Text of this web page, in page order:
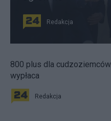
Redakcja
800 plus dla
wypłaca
Redakcja